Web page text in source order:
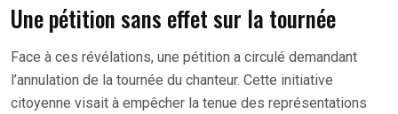
Une pétition sans effet sur la tournée
Face à ces révélations, une pétition a circulé demandant
l’annulation de la tournée du chanteur. Cette initiative
citoyenne visait à empêcher la tenue des représentations